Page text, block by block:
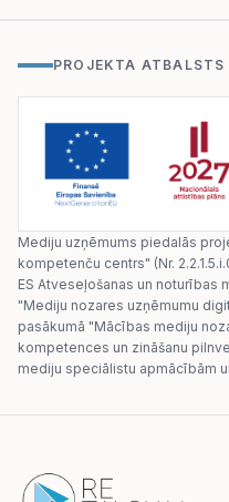
PROJEKTA ATBALSTS
Mediju uzņēmums piedalās
kompetenču centrs" (Nr.
ES Atveseļošanas un noturības
"Mediju nozares uzņēmumu
pasākumā "Mācības mediju
kompetences un zināšanu
mediju speciālistu apmācībām